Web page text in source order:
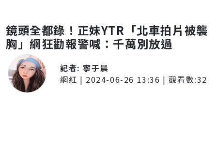
鏡頭全都錄！正妹YTR「北車拍片被襲
胸」網狂勸報警喊：千萬別放過
記者: 寧于晨
網紅 | 2024-06-26 13:36 | 觀看數:32